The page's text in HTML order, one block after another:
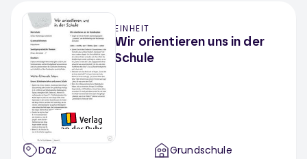
EINHEIT
Wir orientieren uns in der
Schule
DaZ
Grundschule